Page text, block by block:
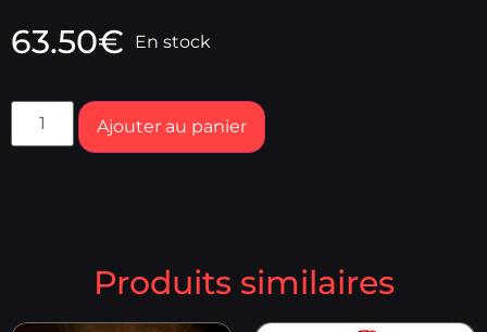
63.50€ En stock
Ajouter au panier
Produits similaires